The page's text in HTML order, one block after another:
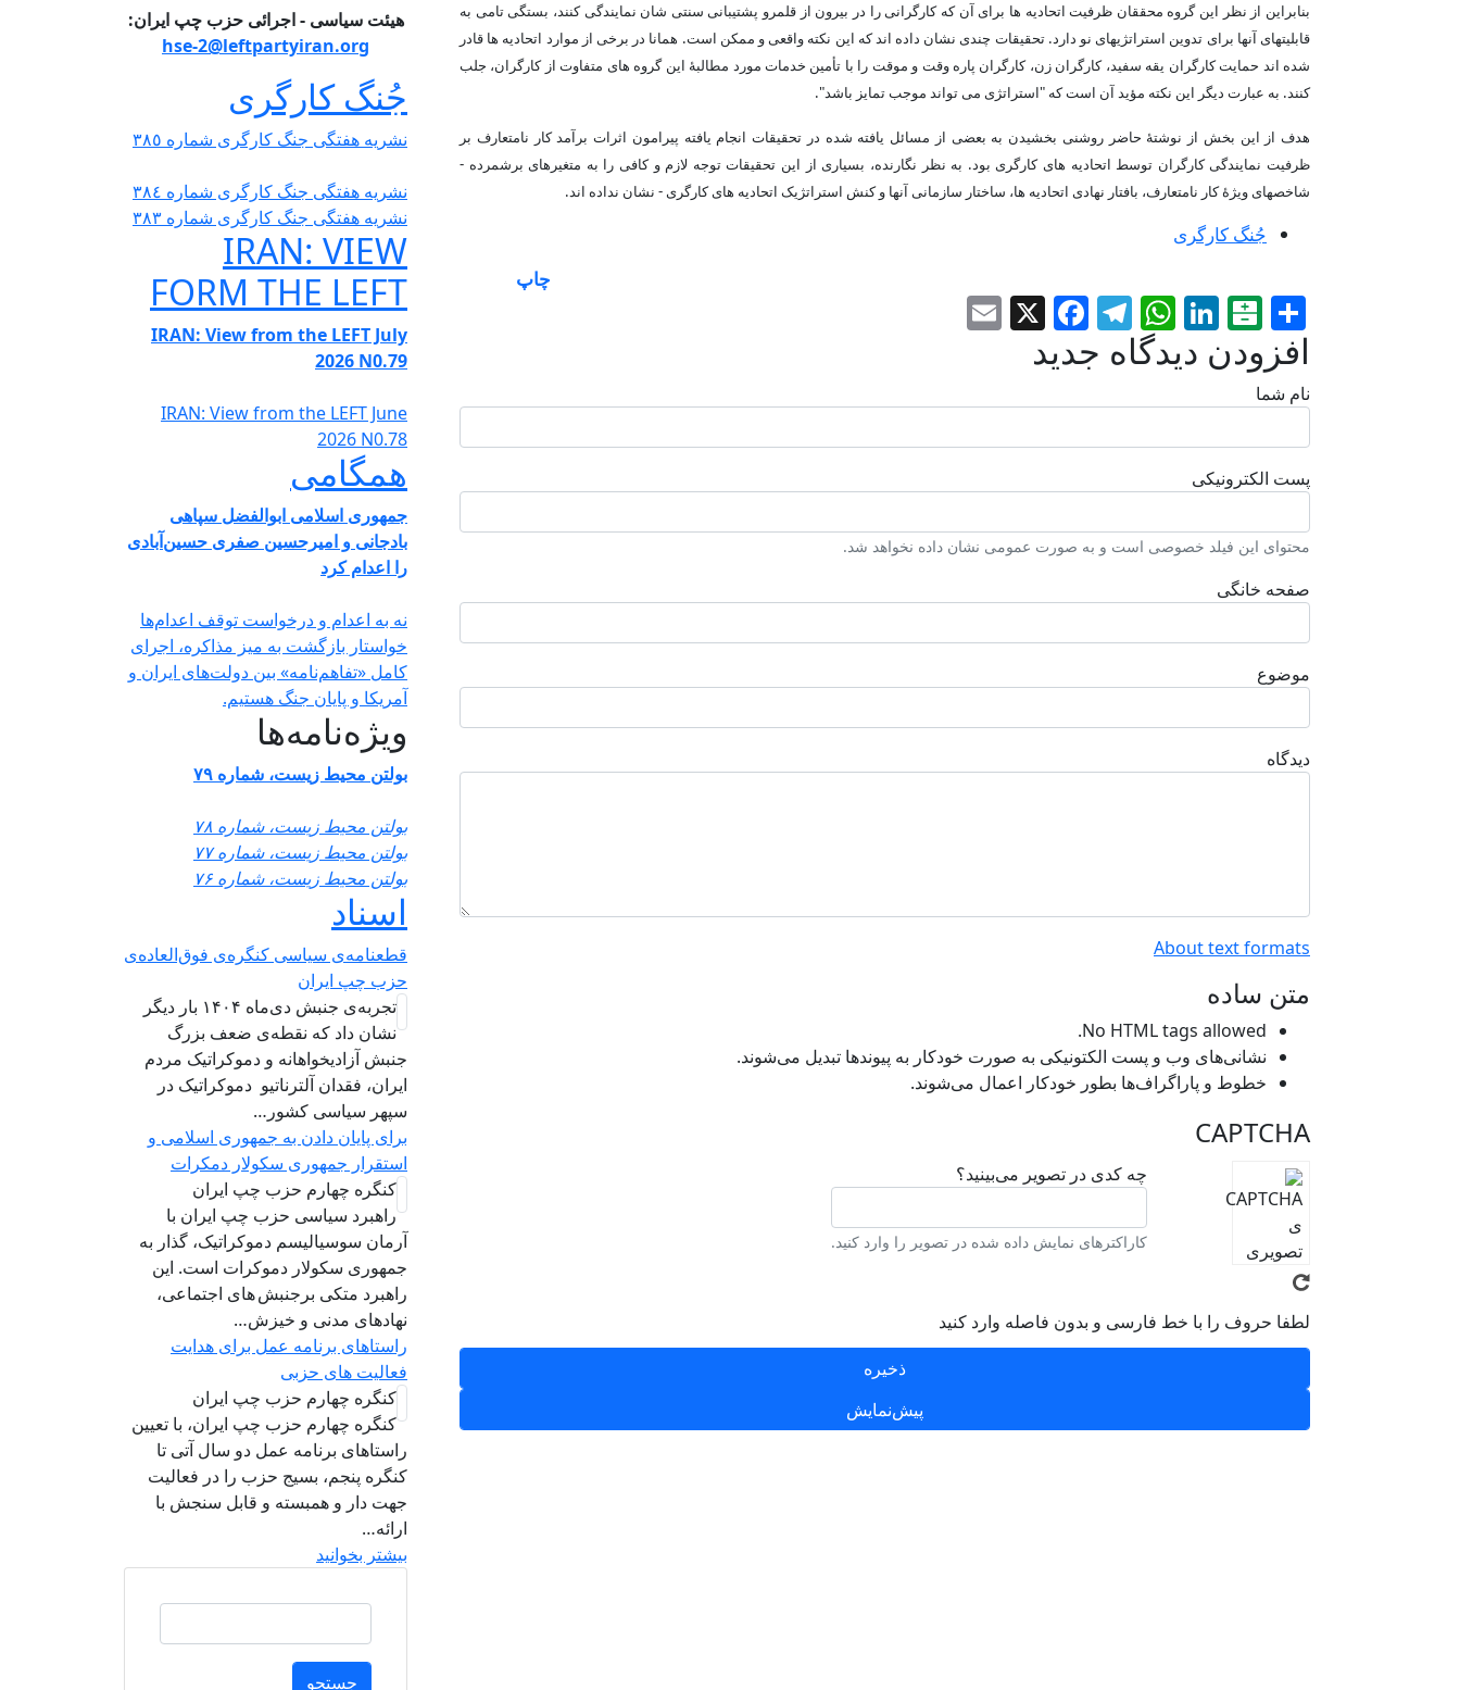
بنابراین از نظر این گروه محققان ظرفیت اتحادیه ها برای آن که کارگرانی را در بیرون از قلمرو پشتیبانی سنتی شان نمایندگی کنند، بستگی تامی به
قابلیتهای آنها برای تدوین استراتژیهای نو دارد. تحقیقات چندی نشان داده اند که این نکته واقعی و ممکن است. همانا در برخی از موارد اتحادیه ها قادر
شده اند حمایت کارگران یقه سفید، کارگران زن، کارگران پاره وقت و موقت را با تأمین خدمات مورد مطالبۀ این گروه های متفاوت از کارگران، جلب
کنند. به عبارت دیگر این نکته مؤید آن است که "استراتژی می تواند موجب تمایز باشد".
هدف از این بخش از نوشتۀ حاضر روشنی بخشیدن به بعضی از مسائل یافته شده در تحقیقات انجام یافته پیرامون اثرات برآمد کار نامتعارف بر
ظرفیت نمایندگی کارگران توسط اتحادیه های کارگری بود. به نظر نگارنده، بسیاری از این تحقیقات توجه لازم و کافی را به متغیرهای برشمرده -
شاخصهای ویژۀ کار نامتعارف، بافتار نهادی اتحادیه ها، ساختار سازمانی آنها و کنش استراتژیک اتحادیه های کارگری - نشان نداده اند.
جُنگ کارگری
چاپ
Share
Balatarin
LinkedIn
WhatsApp
Telegram
Facebook
X
افزودن دیدگاه جدید
نام شما
پست الکترونیکی
محتوای این فیلد خصوصی است و به صورت عمومی نشان داده نخواهد شد.
صفحه خانگی
موضوع
دیدگاه
About text formats
متن ساده
No HTML tags allowed.
نشانی‌های وب و پست الکتونیکی به صورت خودکار به پیوند‌ها تبدیل می‌شوند.
خطوط و پاراگراف‌ها بطور خودکار اعمال می‌شوند.
CAPTCHA
چه کدی در تصویر می‌بینید؟
کاراکترهای نمایش داده شده در تصویر را وارد کنید.
لطفا حروف را با خط فارسی و بدون فاصله وارد کنید
هیئت سیاسی - اجرائی حزب چپ ایران:
hse-2@leftpartyiran.org
جُنگ کارگری
نشریە هفتگی جنگ کارگری شمارە ٣٨٥
نشریە هفتگی جنگ کارگری شمارە ٣٨٤
نشریە هفتگی جنگ کارگری شمارە ٣٨٣
IRAN: VIEW
FORM THE LEFT
IRAN: View from the LEFT July
2026 N0.79
IRAN: View from the LEFT June
2026 N0.78
همگامی
جمهوری اسلامی ابوالفضل سپاهی
بادجانی و امیرحسین صفری حسین‌آبادی
را اعدام کرد
نه به اعدام و درخواست توقف اعدام‌ها
خواستار بازگشت به میز مذاکره، اجرای
کامل «تفاهم‌نامه» بین دولت‌های ایران و
آمریکا و پایان جنگ هستیم.
ویژه‌نامه‌ها
بولتن محیط زیست، شماره ۷۹
بولتن محیط زیست، شماره ۷۸
بولتن محیط زیست، شماره ۷۷
بولتن محیط زیست، شماره ۷۶
اسناد
قطعنامه‌ی سیاسی کنگره‌ی فوق‌العاده‌ی
حزب چپ ایران
تجربه‌ی جنبش دی‌ماه ۱۴۰۴ بار دیگر
نشان داد که نقطه‌ی ضعف بزرگ
جنبش آزادیخواهانه و دموکراتیک مردم
ایران، فقدان آلترناتیو دموکراتیک در
سپهر سیاسی کشور…
برای پایان دادن به جمهوری اسلامی و
استقرار جمهوری سکولار دمکرات
کنگره چهارم حزب چپ ایران
راهبرد سياسی حزب چپ ایران با
آرمان سوسیالیسم دموکراتیک، گذار به
جمهوری سکولار دموکرات است. این
راهبرد متکی برجنبش های اجتماعی،
نهادهای مدنی و خیزش‌…
راستاهای برنامه عمل برای هدایت
فعالیت های حزبی
کنگره چهارم حزب چپ ایران
کنگره چهارم حزب چپ ایران، با تعیین
راستاهای برنامه عمل دو سال آتی تا
کنگره پنجم، بسیج حزب را در فعالیت
جهت دار و همبسته و قابل سنجش با
ارائه…
بیشتر بخوانید